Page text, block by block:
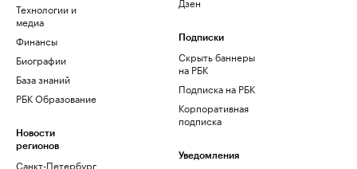
Технологии и
медиа
Финансы
Биографии
База знаний
РБК Образование
Новости
регионов
Санкт-Петербург
Подписки
Скрыть баннеры
на РБК
Подписка на РБК
Корпоративная
подписка
Уведомления